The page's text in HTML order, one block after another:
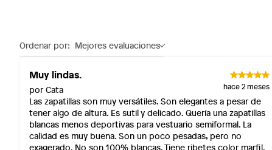
Ordenar por: Mejores evaluaciones
Muy lindas.
por Cata hace 2 meses
Las zapatillas son muy versátiles. Son elegantes a pesar de
tener algo de altura. Es sutil y delicado. Quería una zapatillas
blancas menos deportivas para vestuario semiformal. La
calidad es muy buena. Son un poco pesadas, pero no
exagerado. No son 100% blancas. Tiene ribetes color marfil.